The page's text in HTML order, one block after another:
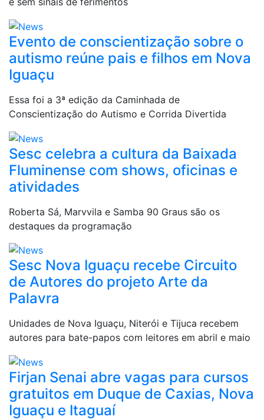
Evento de conscientização sobre o
autismo reúne pais e filhos em Nova
Iguaçu
Essa foi a 3ª edição da Caminhada de
Conscientização do Autismo e Corrida Divertida
Sesc celebra a cultura da Baixada
Fluminense com shows, oficinas e
atividades
Roberta Sá, Marvvila e Samba 90 Graus são os
destaques da programação
Sesc Nova Iguaçu recebe Circuito
de Autores do projeto Arte da
Palavra
Unidades de Nova Iguaçu, Niterói e Tijuca recebem
autores para bate-papos com leitores em abril e maio
Firjan Senai abre vagas para cursos
gratuitos em Duque de Caxias, Nova
Iguaçu e Itaguaí